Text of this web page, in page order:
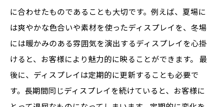
に合わせたものであることも大切です。例えば、夏場に
は爽やかな色合いや素材を使ったディスプレイを、冬場
には暖かみのある雰囲気を演出するディスプレイを心掛
けると、お客様により魅力的に映ることができます。 最
後に、ディスプレイは定期的に更新することも必要で
す。長期間同じディスプレイを続けていると、お客様に